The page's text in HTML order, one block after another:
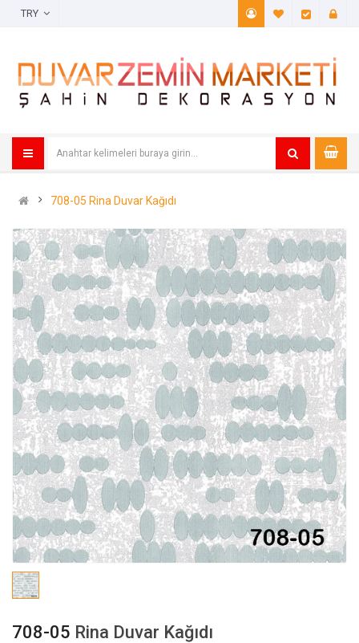
A. Listem
708-05 Rina Duvar Kağıdı
708-05 Rina Duvar Kağıdı